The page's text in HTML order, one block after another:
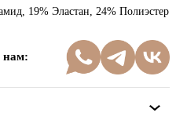
19% Эластан, 24% Полиэстер
нам: